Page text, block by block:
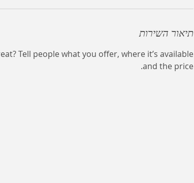
תיאור השירות
Tell people what you offer, where it’s available
and the price.